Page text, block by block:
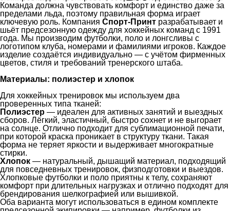
Команда должна чувствовать комфорт и единство даже за
пределами льда, поэтому правильная форма играет
ключевую роль. Компания Спорт-Принт разрабатывает и
шьёт предсезонную одежду для хоккейных команд с 1991
года. Мы производим футболки, поло и лонгсливы с
логотипом клуба, номерами и фамилиями игроков. Каждое
изделие создаётся индивидуально — с учётом фирменных
цветов, стиля и требований тренерского штаба.
Материалы: полиэстер и хлопок
Для хоккейных тренировок мы используем два
проверенных типа тканей:
Полиэстер — идеален для активных занятий и выездных
сборов. Лёгкий, эластичный, быстро сохнет и не выгорает
на солнце. Отлично подходит для сублимационной печати,
при которой краска проникает в структуру ткани. Такая
форма не теряет яркости и выдерживает многократные
стирки.
Хлопок — натуральный, дышащий материал, подходящий
для повседневных тренировок, физподготовки и выездов.
Хлопковые футболки и поло приятны к телу, сохраняют
комфорт при длительных нагрузках и отлично подходят для
брендирования шелкографией или вышивкой.
Оба варианта могут использоваться в едином комплекте